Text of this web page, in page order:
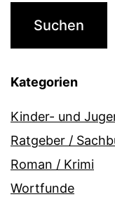
Kategorien
Kinder- und
Ratgeber /
Roman / Krimi
Wortfunde